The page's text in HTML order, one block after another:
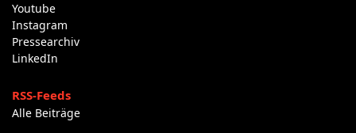
Youtube
Instagram
Pressearchiv
LinkedIn
RSS-Feeds
Alle Beiträge